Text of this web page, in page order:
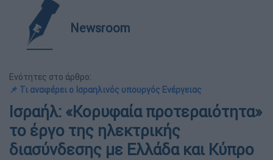
Newsroom
Ενότητες στο άρθρο:
📌 Τι αναφέρει ο Ισραηλινός υπουργός Ενέργειας
Ισραήλ: «Κορυφαία προτεραιότητα»
το έργο της ηλεκτρικής
διασύνδεσης με Ελλάδα και Κύπρο